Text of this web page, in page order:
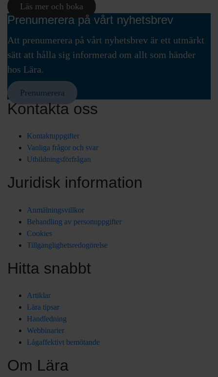
Läs mer och boka
Prenumerera på vårt nyhetsbrev
Att prenumerera på vårt nyhetsbrev är ett utmärkt
sätt att hålla sig informerad om allt som händer
hos Lära.
Prenumerera
Kontakta oss
Kontaktuppgifter
Vanliga frågor och svar
Utbildningsförfrågan
Juridisk information
Anmälningsvillkor
Behandling av personuppgifter
Cookies
Tillgänglighetsredogörelse
Hitta snabbt
Artiklar
Lära tipsar
Handledning
Webbinarier
Lågaffektivt bemötande
Om Lära